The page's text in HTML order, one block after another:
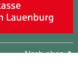
Nach oben↑